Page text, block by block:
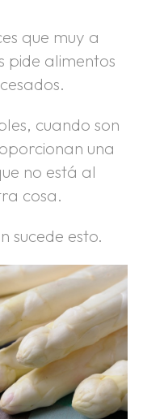
que muy a
pide alimentos
cuando son
una
no está al
cosa.
sucede esto.